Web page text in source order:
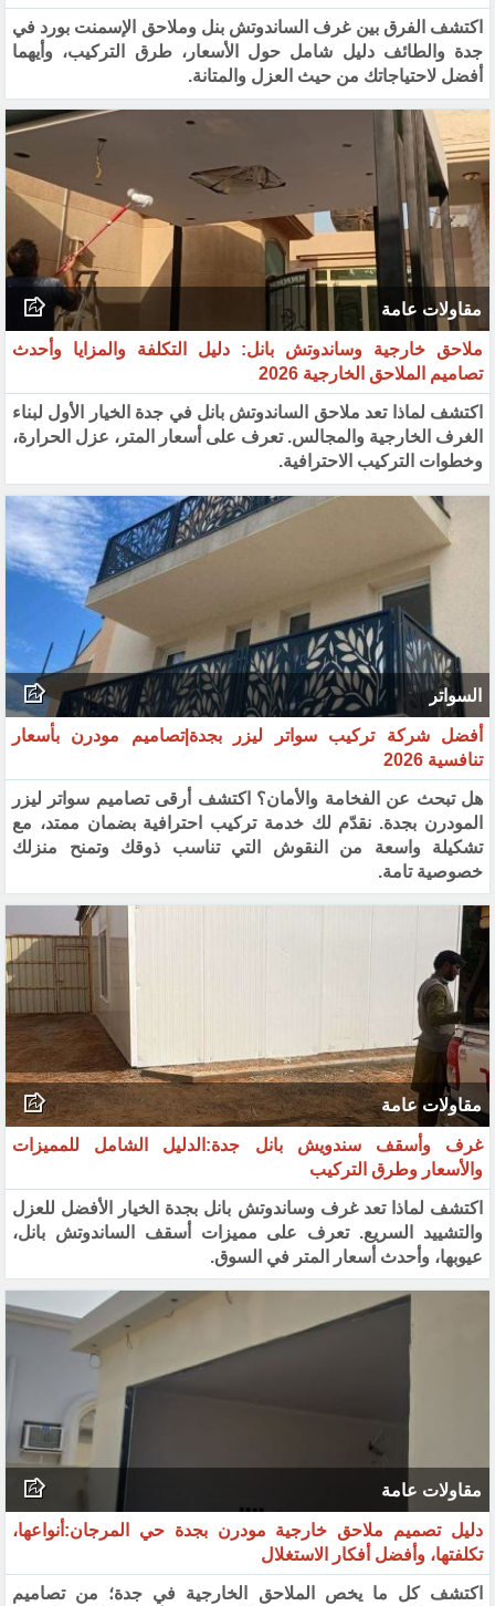
اكتشف الفرق بين غرف الساندوتش بنل وملاحق الإسمنت بورد في
جدة والطائف دليل شامل حول الأسعار، طرق التركيب، وأيهما
أفضل لاحتياجاتك من حيث العزل والمتانة.
مقاولات عامة
ملاحق خارجية وساندوتش بانل: دليل التكلفة والمزايا وأحدث
تصاميم الملاحق الخارجية 2026
اكتشف لماذا تعد ملاحق الساندوتش بانل في جدة الخيار الأول لبناء
الغرف الخارجية والمجالس. تعرف على أسعار المتر، عزل الحرارة،
وخطوات التركيب الاحترافية.
السواتر
أفضل شركة تركيب سواتر ليزر بجدة|تصاميم مودرن بأسعار
تنافسية 2026
هل تبحث عن الفخامة والأمان؟ اكتشف أرقى تصاميم سواتر ليزر
المودرن بجدة. نقدّم لك خدمة تركيب احترافية بضمان ممتد، مع
تشكيلة واسعة من النقوش التي تناسب ذوقك وتمنح منزلك
خصوصية تامة.
مقاولات عامة
غرف وأسقف سندويش بانل جدة:الدليل الشامل للمميزات
والأسعار وطرق التركيب
اكتشف لماذا تعد غرف وساندوتش بانل بجدة الخيار الأفضل للعزل
والتشييد السريع. تعرف على مميزات أسقف الساندوتش بانل،
عيوبها، وأحدث أسعار المتر في السوق.
مقاولات عامة
دليل تصميم ملاحق خارجية مودرن بجدة حي المرجان:أنواعها،
تكلفتها، وأفضل أفكار الاستغلال
اكتشف كل ما يخص الملاحق الخارجية في جدة؛ من تصاميم